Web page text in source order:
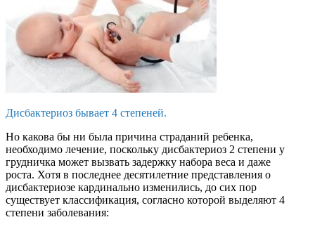
Дисбактериоз бывает 4 степеней.
Но какова бы ни была причина страданий ребенка,
необходимо лечение, поскольку дисбактериоз 2 степени у
грудничка может вызвать задержку набора веса и даже
роста. Хотя в последнее десятилетние представления о
дисбактериозе кардинально изменились, до сих пор
существует классификация, согласно которой выделяют 4
степени заболевания: